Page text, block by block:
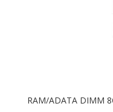
RAM/ADATA DIMM